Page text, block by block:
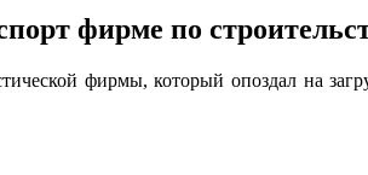
фирме по
фирмы, который опоздал на